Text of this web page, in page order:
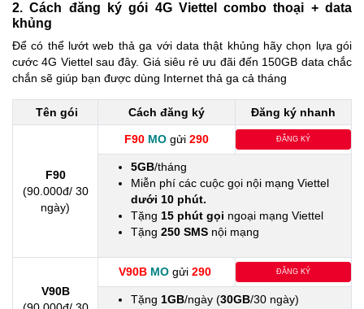
2. Cách đăng ký gói 4G Viettel combo thoại + data
khủng
Để có thể lướt web thả ga với data thật khủng hãy chọn lựa gói
cước 4G Viettel sau đây. Giá siêu rẻ ưu đãi đến 150GB data chắc
chắn sẽ giúp bạn được dùng Internet thả ga cả tháng
Tên gói Cách đăng ký Đăng ký nhanh
F90
(90.000đ/ 30
ngày)
F90 MO gửi 290 ĐĂNG KÝ
5GB/tháng
Miễn phí các cuộc gọi nội mạng Viettel
dưới 10 phút.
Tặng 15 phút gọi ngoại mạng Viettel
Tặng 250 SMS nội mạng
V90B
V90B MO gửi 290 ĐĂNG KÝ
Tặng 1GB/ngày (30GB/30 ngày)